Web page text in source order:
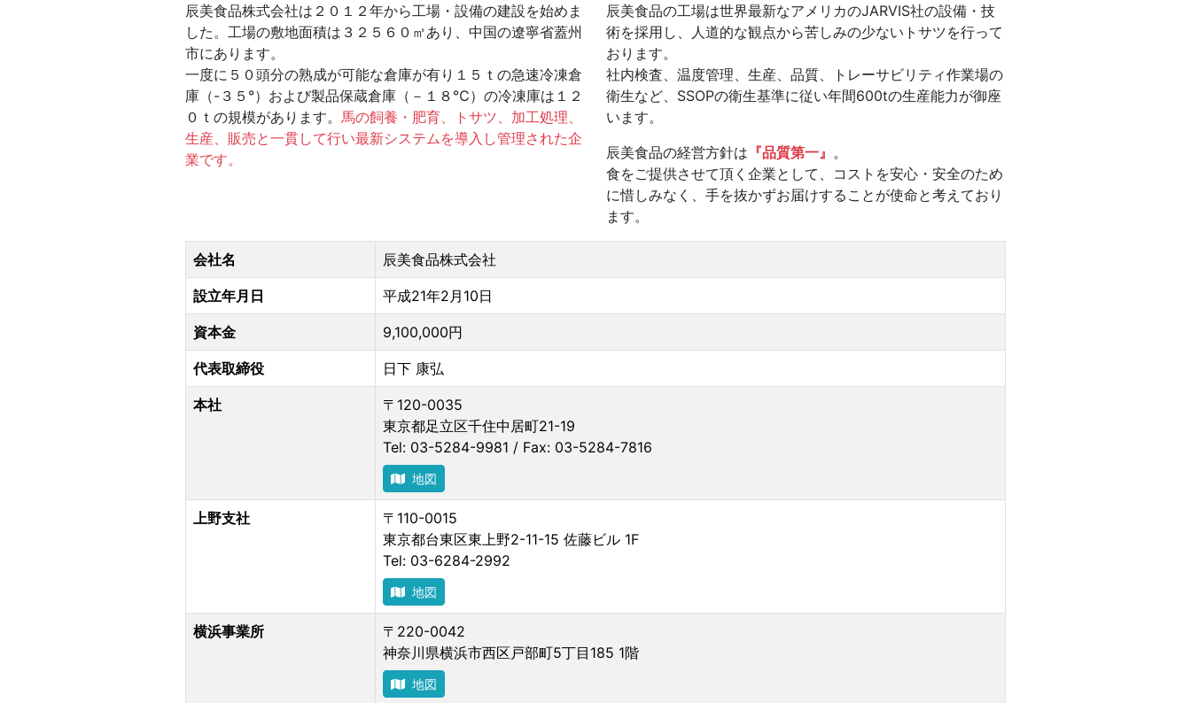
辰美食品株式会社は２０１２年から工場・設備の建設を始めま
した。工場の敷地面積は３２５６０㎡あり、中国の遼寧省蓋州
市にあります。
一度に５０頭分の熟成が可能な倉庫が有り１５ｔの急速冷凍倉
庫（-３５°）および製品保蔵倉庫（－１８℃）の冷凍庫は１２
０ｔの規模があります。 馬の飼養・肥育、トサツ、加工処理、
生産、販売と一貫して行い最新システムを導入し管理された企
業です。
辰美食品の工場は世界最新なアメリカのJARVIS社の設備・技
術を採用し、人道的な観点から苦しみの少ないトサツを行って
おります。
社内検査、温度管理、生産、品質、トレーサビリティ作業場の
衛生など、SSOPの衛生基準に従い年間600tの生産能力が御座
います。
辰美食品の経営方針は 『品質第一』 。
食をご提供させて頂く企業として、コストを安心・安全のため
に惜しみなく、手を抜かずお届けすることが使命と考えており
ます。
会社名 辰美食品株式会社
設立年月日 平成21年2月10日
資本金 9,100,000円
代表取締役 日下 康弘
本社
〒120-0035
東京都足立区千住中居町21-19
Tel: 03-5284-9981 / Fax: 03-5284-7816
地図
上野支社
〒110-0015
東京都台東区東上野2-11-15 佐藤ビル 1F
Tel: 03-6284-2992
地図
横浜事業所
〒220-0042
神奈川県横浜市西区戸部町5丁目185 1階
地図